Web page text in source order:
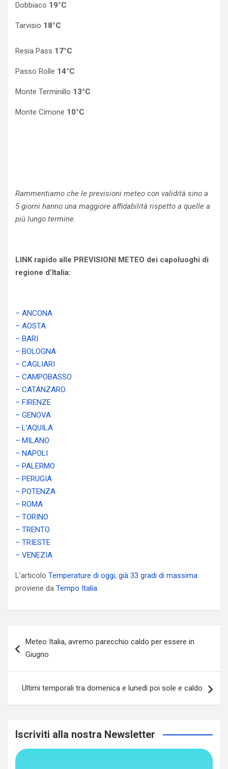
Dobbiaco 19°C
Tarvisio 18°C
Resia Pass 17°C
Passo Rolle 14°C
Monte Terminillo 13°C
Monte Cimone 10°C
Rammentiamo che le previsioni meteo con validità sino a
5 giorni hanno una maggiore affidabilità rispetto a quelle a
più lungo termine.
LINK rapido alle PREVISIONI METEO dei capoluoghi di
regione d’Italia:
– ANCONA
– AOSTA
– BARI
– BOLOGNA
– CAGLIARI
– CAMPOBASSO
– CATANZARO
– FIRENZE
– GENOVA
– L’AQUILA
– MILANO
– NAPOLI
– PALERMO
– PERUGIA
– POTENZA
– ROMA
– TORINO
– TRENTO
– TRIESTE
– VENEZIA
L’articolo Temperature di oggi, già 33 gradi di massima
proviene da Tempo Italia.
articoli
Meteo Italia, avremo parecchio caldo per essere in
Giugno
Ultimi temporali tra domenica e lunedì poi sole e caldo
Iscriviti alla nostra Newsletter